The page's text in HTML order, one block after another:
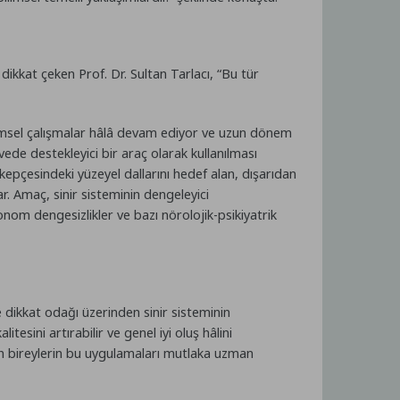
çeken Prof. Dr. Sultan Tarlacı, “Bu tür
çalışmalar hâlâ devam ediyor ve uzun dönem
destekleyici bir araç olarak kullanılması
yüzeyel dallarını hedef alan, dışarıdan
Amaç, sinir sisteminin dengeleyici
dengesizlikler ve bazı nörolojik-psikiyatrik
odağı üzerinden sinir sisteminin
artırabilir ve genel iyi oluş hâlini
bu uygulamaları mutlaka uzman